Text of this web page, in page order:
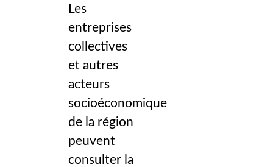
Les
entreprises
collectives
et autres
acteurs
socioéconomique
de la région
peuvent
consulter la